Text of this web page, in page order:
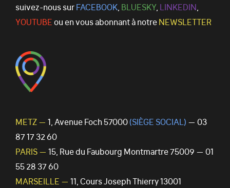
suivez-nous surFACEBOOK, BLUESKY, LINKEDIN,
YOUTUBEou en vous abonnant à notreNEWSLETTER
METZ — 1, Avenue Foch 57000(SIÈGE SOCIAL) — 03
87 17 32 60
PARIS — 15, Rue du Faubourg Montmartre 75009 — 01
55 28 37 60
MARSEILLE — 11, Cours Joseph Thierry 13001